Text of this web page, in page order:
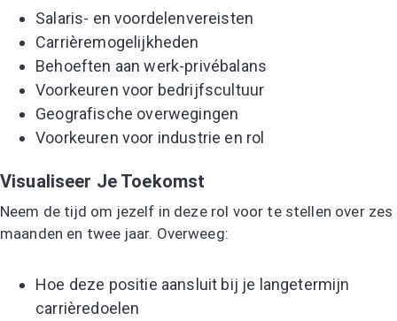
Salaris- en voordelenvereisten
Carrièremogelijkheden
Behoeften aan werk-privébalans
Voorkeuren voor bedrijfscultuur
Geografische overwegingen
Voorkeuren voor industrie en rol
Visualiseer Je Toekomst
Neem de tijd om jezelf in deze rol voor te stellen over zes
maanden en twee jaar. Overweeg:
Hoe deze positie aansluit bij je langetermijn
carrièredoelen